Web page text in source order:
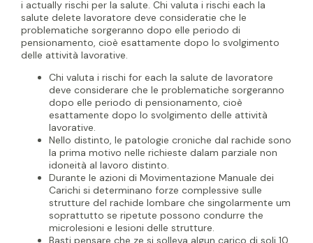
i actually rischi per la salute. Chi valuta i rischi each la
salute delete lavoratore deve consideratie che le
problematiche sorgeranno dopo elle periodo di
pensionamento, cioè esattamente dopo lo svolgimento
delle attività lavorative.
Chi valuta i rischi for each la salute de lavoratore
deve considerare che le problematiche sorgeranno
dopo elle periodo di pensionamento, cioè
esattamente dopo lo svolgimento delle attività
lavorative.
Nello distinto, le patologie croniche dal rachide sono
la prima motivo nelle richieste dalam parziale non
idoneità al lavoro distinto.
Durante le azioni di Movimentazione Manuale dei
Carichi si determinano forze complessive sulle
strutture del rachide lombare che singolarmente um
soprattutto se ripetute possono condurre the
microlesioni e lesioni delle strutture.
Basti pensare che ze si solleva algun carico di soli 10